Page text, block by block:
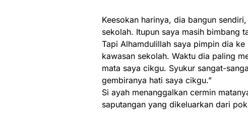
Keesokan harinya, dia bangun
sekolah. Itupun saya masih bimbang
Tapi Alhamdulillah saya pimpin dia
kawasan sekolah. Waktu dia paling
mata saya cikgu. Syukur sangat-
gembiranya hati saya cikgu.”
Si ayah menanggalkan cermin
saputangan yang dikeluarkan dari